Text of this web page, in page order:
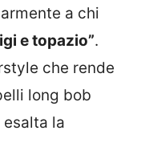
a chi
e topazio”.
che rende
long bob
esalta la